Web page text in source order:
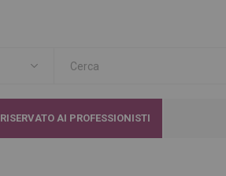
RISERVATO AI PROFESSIONISTI